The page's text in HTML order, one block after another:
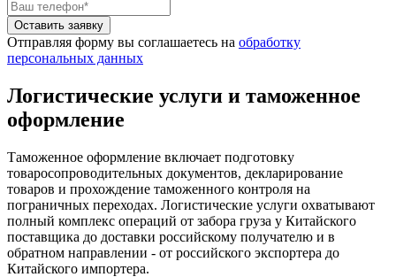
Оставить заявку
Отправляя форму вы соглашаетесь на обработку
персональных данных
Логистические услуги и таможенное
оформление
Таможенное оформление включает подготовку
товаросопроводительных документов, декларирование
товаров и прохождение таможенного контроля на
пограничных переходах. Логистические услуги охватывают
полный комплекс операций от забора груза у Китайского
поставщика до доставки российскому получателю и в
обратном направлении - от российского экспортера до
Китайского импортера.